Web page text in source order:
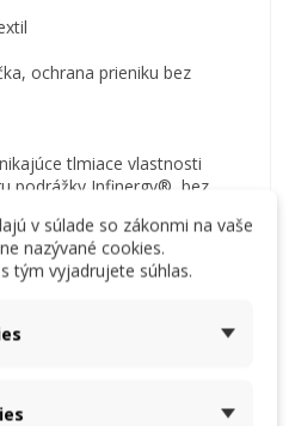
ochrana prieniku bez
tlmiace vlastnosti
podrážky Infinergy®, bez
ŠPICA
Chráni prsty pred
v súlade so zákonmi na vaše
nazývané cookies.
tým vyjadrujete súhlas.